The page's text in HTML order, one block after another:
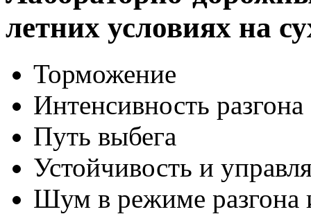
летних условиях на
Торможение
Интенсивность разгона
Путь выбега
Устойчивость и
Шум в режиме разгона